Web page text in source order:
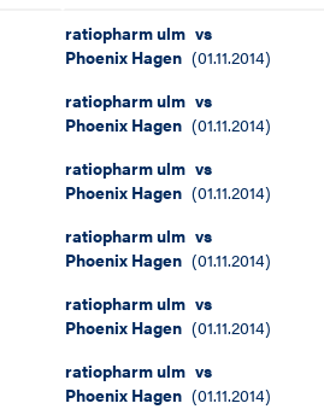
ratiopharm ulm vs
Phoenix Hagen (01.11.2014)
ratiopharm ulm vs
Phoenix Hagen (01.11.2014)
ratiopharm ulm vs
Phoenix Hagen (01.11.2014)
ratiopharm ulm vs
Phoenix Hagen (01.11.2014)
ratiopharm ulm vs
Phoenix Hagen (01.11.2014)
ratiopharm ulm vs
Phoenix Hagen (01.11.2014)